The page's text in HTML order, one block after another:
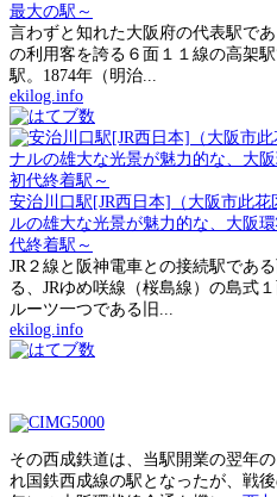
最大の駅～
言わずと知れた大阪府の代表駅で
の利用客を誇る６面１１線の高架
駅。1874年（明治...
ekilog.info
安治川口駅[JR西日本]（大阪市此
ルの雄大な光景が魅力的な、大阪
代終着駅～
JR２線と阪神電車との接続駅であ
る、JRゆめ咲線（桜島線）の島式
ルーツ一つである旧...
ekilog.info
その西成鉄道は、当駅開業の翌年
れ国鉄西成線の駅となったが、戦